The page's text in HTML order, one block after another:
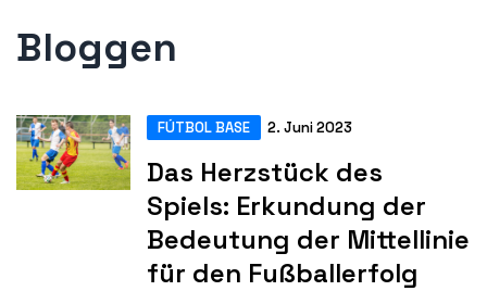
Bloggen
FÚTBOL BASE 2. Juni 2023
Das Herzstück des
Spiels: Erkundung der
Bedeutung der Mittellinie
für den Fußballerfolg